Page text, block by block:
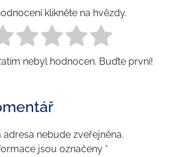
klikněte na hvězdy.
nebyl hodnocen. Buďte první!
nebude zveřejněna.
jsou označeny *